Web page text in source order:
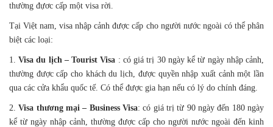
thường đựơc cấp một visa rời.
Tại Việt nam, visa nhập cảnh được cấp cho người nước ngoài có thể phân
biệt các loại:
1.Visa du lịch – Tourist Visa : có giá trị 30 ngày kể từ ngày nhập cảnh,
thường được cấp cho khách du lịch, được quyền nhập xuất cảnh một lần
qua các cửa khẩu quốc tế. Có thể được gia hạn nếu có lý do chính đáng.
2.Visa thương mại – Business Visa: có giá trị từ 90 ngày đến 180 ngày
kể từ ngày nhập cảnh, thường được cấp cho người nước ngoài đến kinh